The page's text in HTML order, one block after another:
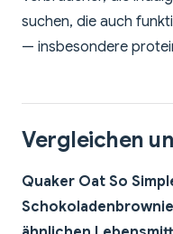
suchen, die auch
— insbesondere
Vergleichen
Quaker Oat So